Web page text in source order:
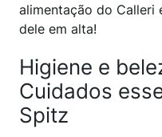
alimentação do Calleri
dele em alta!
Higiene e
Cuidados
Spitz